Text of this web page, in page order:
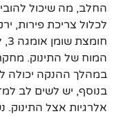
החלב, מה שיכול
לכלול צריכת פירות,
המוח של התינוק.
במהלך ההנקה יכולה
בנוסף, יש לשים לב
אלרגיות אצל התינוק.